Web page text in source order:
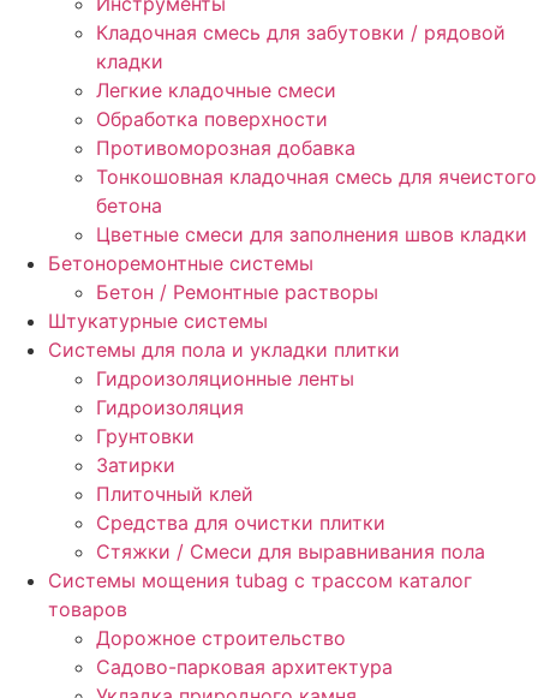
Кладочная смесь для забутовки / рядовой
кладки
Легкие кладочные смеси
Обработка поверхности
Противоморозная добавка
Тонкошовная кладочная смесь для ячеистого
бетона
Цветные смеси для заполнения швов кладки
Бетоноремонтные системы
Бетон / Ремонтные растворы
Штукатурные системы
Cистемы для пола и укладки плитки
Гидроизоляционные ленты
Гидроизоляция
Грунтовки
Затирки
Плиточный клей
Средства для очистки плитки
Стяжки / Смеси для выравнивания пола
Системы мощения tubag с трассом каталог
товаров
Дорожное строительство
Садово-парковая архитектура